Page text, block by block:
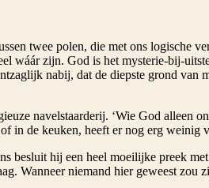
twee polen, die met ons logische
wáár zijn. God is het mysterie-bij-
nabij, dat de diepste grond van
navelstaarderij. ‘Wie God alleen
in de keuken, heeft er nog erg weinig
besluit hij een heel moeilijke preek
Wanneer niemand hier geweest